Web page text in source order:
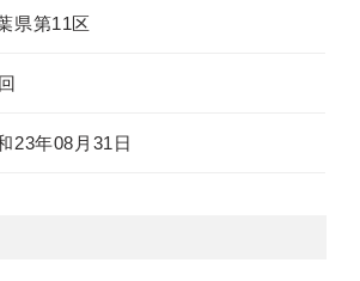
県第11区
23年08月31日